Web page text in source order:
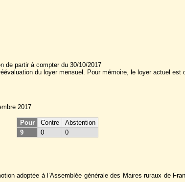
de partir à compter du 30/10/2017
du loyer mensuel. Pour mémoire, le loyer actuel est
2017
Pour Contre
Abstention
9
0 0
adoptée à l’Assemblée générale des Maires ruraux de